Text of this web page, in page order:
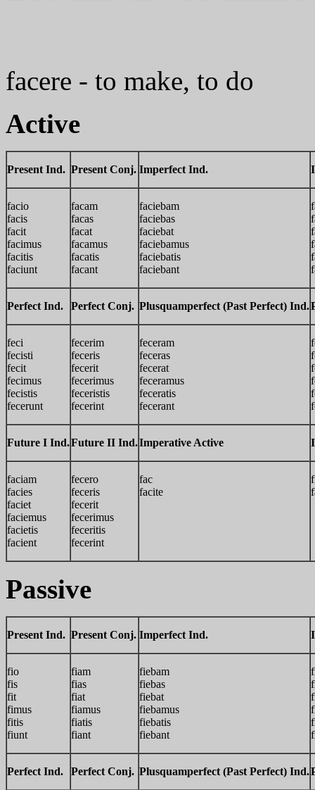
facere - to make, to do
Active
Present Ind. Present Conj. Imperfect Ind.
facio
facis
facit
facimus
facitis
faciunt
facam
facas
facat
facamus
facatis
facant
faciebam
faciebas
faciebat
faciebamus
faciebatis
faciebant
Perfect Ind. Perfect Conj. Plusquamperfect (Past Perfect) Ind.
feci
fecisti
fecit
fecimus
fecistis
fecerunt
fecerim
feceris
fecerit
fecerimus
feceristis
fecerint
feceram
feceras
fecerat
feceramus
feceratis
fecerant
Future I Ind.Future II Ind.Imperative Active
faciam
facies
faciet
faciemus
facietis
facient
fecero
feceris
fecerit
fecerimus
feceritis
fecerint
fac
facite
Passive
Present Ind. Present Conj. Imperfect Ind.
fio
fis
fit
fimus
fitis
fiunt
fiam
fias
fiat
fiamus
fiatis
fiant
fiebam
fiebas
fiebat
fiebamus
fiebatis
fiebant
Perfect Ind. Perfect Conj. Plusquamperfect (Past Perfect) Ind.